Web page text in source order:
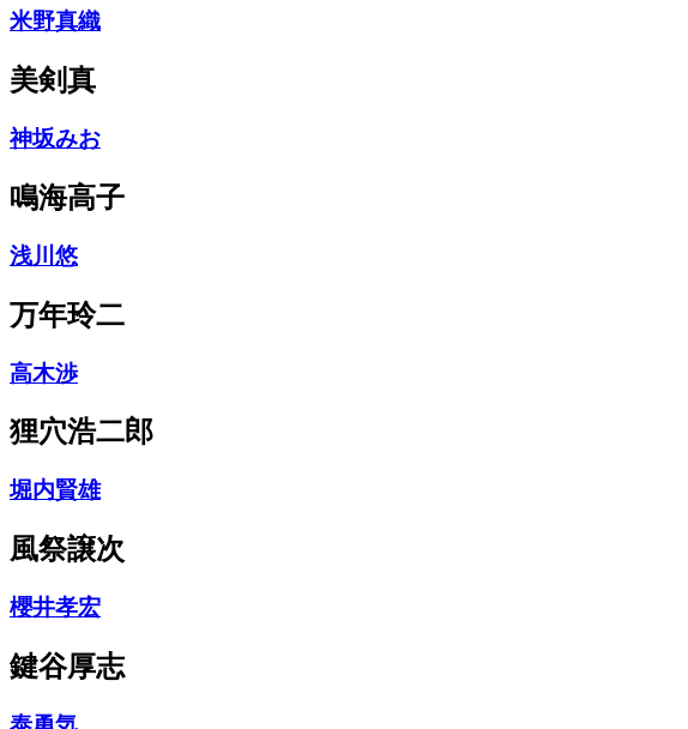
米野真織
美剣真
神坂みお
鳴海高子
浅川悠
万年玲二
高木渉
狸穴浩二郎
堀内賢雄
風祭譲次
櫻井孝宏
鍵谷厚志